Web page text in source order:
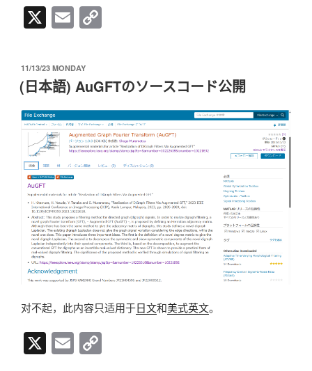
X E
m
ail
y
Li
n
k
发
布
于
11/13/23 MONDAY
(日本語) AuGFTのソースコード公開
对不起，此内容只适用于日文和美式英文。
X E